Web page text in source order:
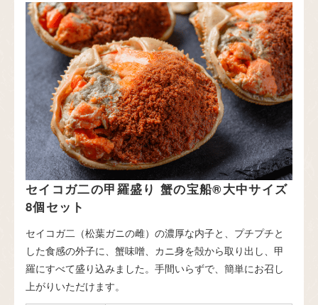
セイコガ二の甲羅盛り 蟹の宝船®大中サイズ
8個セット
セイコガ二（松葉ガニの雌）の濃厚な内子と、プチプチと
した食感の外子に、蟹味噌、カニ身を殻から取り出し、甲
羅にすべて盛り込みました。手間いらずで、簡単にお召し
上がりいただけます。